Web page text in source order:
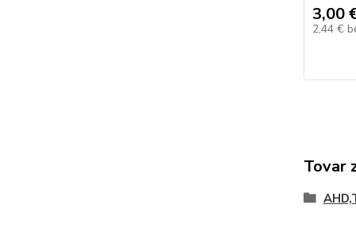
3,00
2,44 €
Tovar